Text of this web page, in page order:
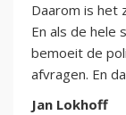
Daarom is het
En als de hele
bemoeit de
afvragen. En
Jan Lokhoff